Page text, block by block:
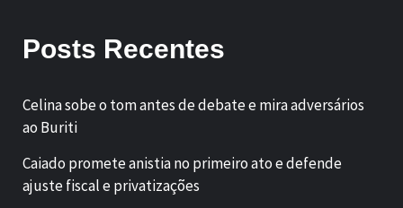
Posts Recentes
Celina sobe o tom antes de debate e mira adversários
ao Buriti
Caiado promete anistia no primeiro ato e defende
ajuste fiscal e privatizações